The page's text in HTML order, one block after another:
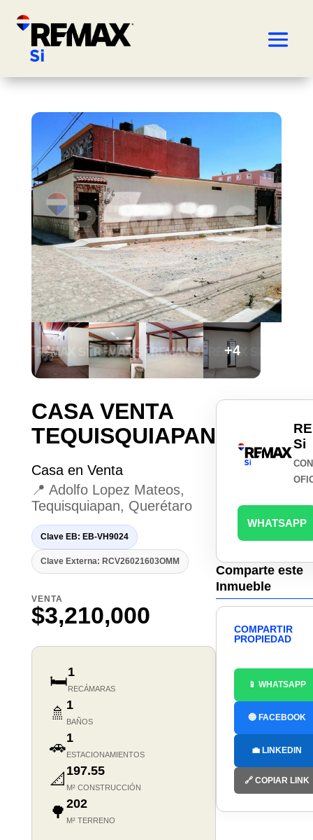
+4
CASA VENTA
TEQUISQUIAPAN
Casa en Venta
📍 Adolfo Lopez Mateos,
Tequisquiapan, Querétaro
Clave EB: EB-VH9024
Clave Externa: RCV26021603OMM
VENTA
$3,210,000
🛏️1
RECÁMARAS
🚿 1
BAÑOS
🚗1
ESTACIONAMIENTOS
📐 197.55
M² CONSTRUCCIÓN
🌳 202
M² TERRENO
Si
WHATSAPP
Comparte este
Inmueble
COMPARTIR
PROPIEDAD
📱 WHATSAPP
🔵 FACEBOOK
💼 LINKEDIN
🔗 COPIAR LINK